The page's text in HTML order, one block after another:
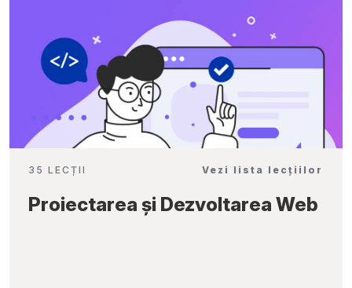
35 LECȚII Vezi lista lecțiilor
Proiectarea și Dezvoltarea Web